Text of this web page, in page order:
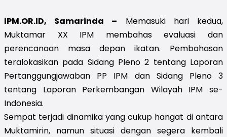
IPM.OR.ID, Samarinda – Memasuki hari kedua,
Muktamar XX IPM membahas evaluasi dan
perencanaan masa depan ikatan. Pembahasan
teralokasikan pada Sidang Pleno 2 tentang Laporan
Pertanggungjawaban PP IPM dan Sidang Pleno 3
tentang Laporan Perkembangan Wilayah IPM se-
Indonesia.
Sempat terjadi dinamika yang cukup hangat di antara
Muktamirin, namun situasi dengan segera kembali